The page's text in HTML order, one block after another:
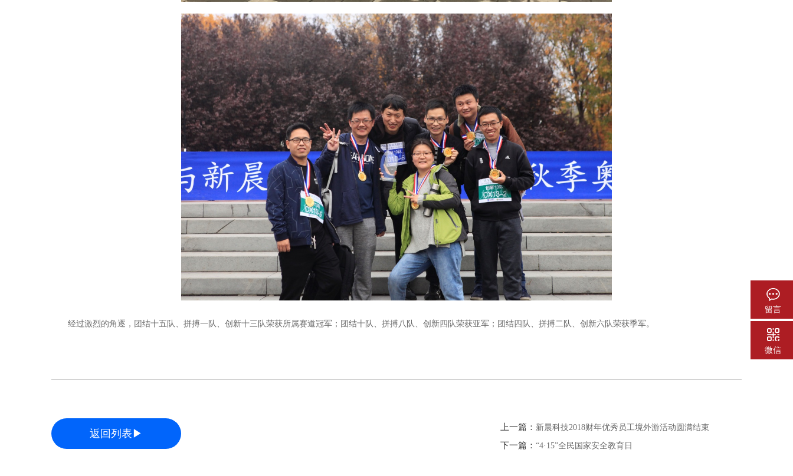
经过激烈的角逐，团结十五队、拼搏一队、创新十三队荣获所属赛道冠军；团结十队、拼搏八队、创新四队荣获亚军；团结四队、拼搏二队、创新六队荣获季军。
返回列表▶
上一篇： 新晨科技2018财年优秀员工境外游活动圆满结束
下一篇： “4·15”全民国家安全教育日
留言
微信